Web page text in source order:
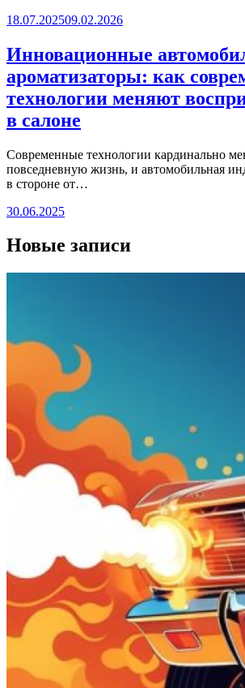
18.07.202509.02.2026
Инновационные
ароматизаторы: как
технологии меняют
в салоне
Современные технологии кардинально
повседневную жизнь, и автомобильная
в стороне от…
30.06.2025
Новые записи